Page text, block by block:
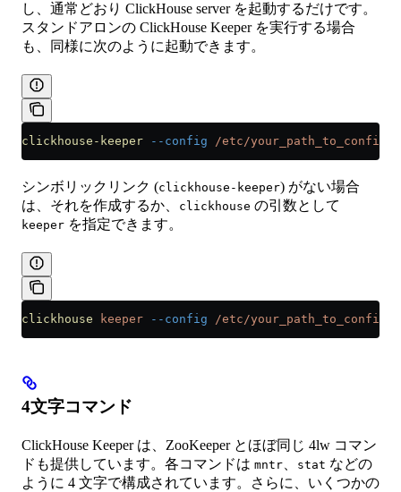
し、通常どおり ClickHouse server を起動するだけです。
スタンドアロンの ClickHouse Keeper を実行する場合
も、同様に次のように起動できます。
clickhouse-keeper --config /etc/your_path_to_config/
シンボリックリンク (clickhouse-keeper) がない場合
は、それを作成するか、
clickhouse の引数として
keeper を指定できます。
clickhouse keeper --config /etc/your_path_to_config/
4文字コマンド
ClickHouse Keeper は、ZooKeeper とほぼ同じ 4lw コマン
ドも提供しています。各コマンドは mntr stat などの
ように 4 文字で構成されています。さらに、いくつかの